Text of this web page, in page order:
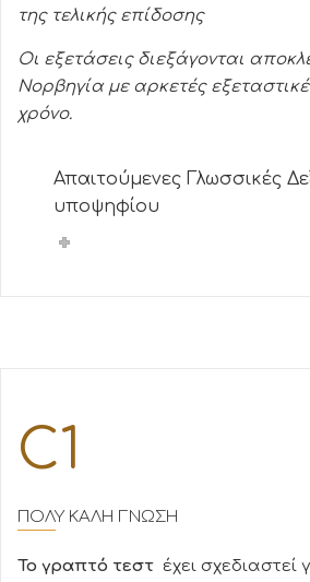
της τελικής επίδοσης
Οι εξετάσεις διεξάγονται
Νορβηγία με αρκετές
χρόνο.
Απαιτούμενες Γλωσσικές
υποψηφίου
C1
ΠΟΛΥ ΚΑΛΗ ΓΝΩΣΗ
Το γραπτό τεστ έχει